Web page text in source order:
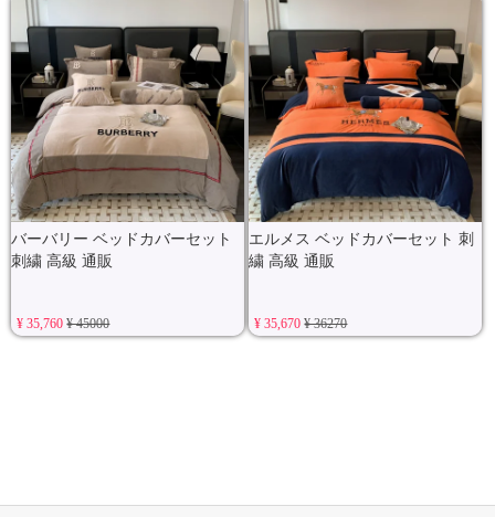
バーバリー ベッドカバーセット
刺繍 高級 通販
¥ 35,760¥ 45000
エルメス ベッドカバーセット 刺
繍 高級 通販
¥ 35,670¥ 36270